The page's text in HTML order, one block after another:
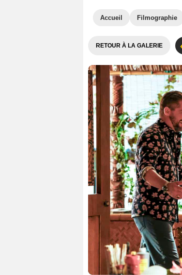
Accueil Filmographie
RETOUR À LA GALERIE